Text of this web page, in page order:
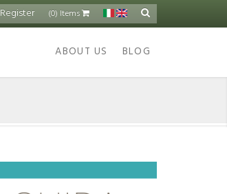
Register (0) Items Search
form
Search
ABOUT US BLOG